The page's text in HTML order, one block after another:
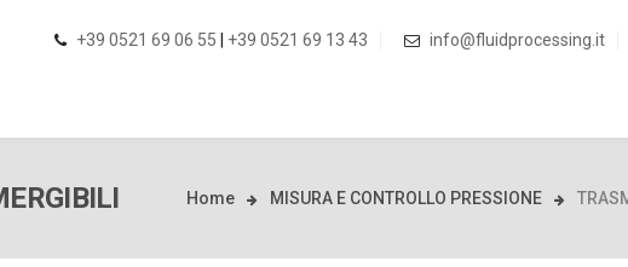
+39 0521 69 06 55 +39 0521 69 13 43 info@fluidprocessing.it
Home MISURA E CONTROLLO PRESSIONE